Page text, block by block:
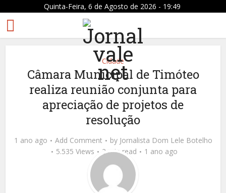
Quinta-Feira, 6 de Agosto de 2026 - 19:49
Cidade
Câmara Municipal de Timóteo
realiza reunião conjunta para
apreciação de projetos de
resolução
1 ano ago Add Comment by Jornalista Dom Lele Botelho
5.535 Views
2 min read 1 ano ago